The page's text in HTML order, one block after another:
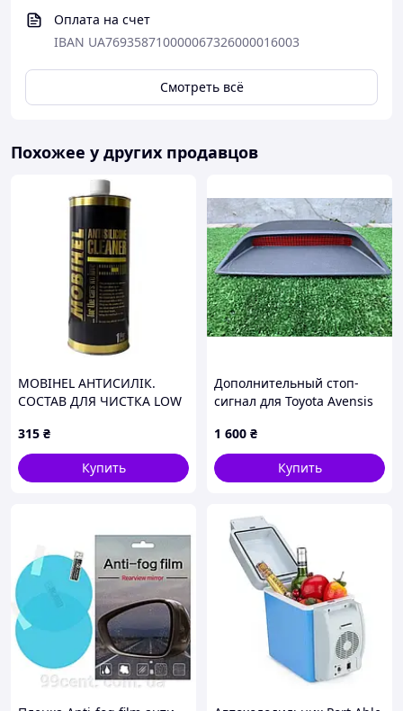
Оплата на счет
IBAN UA769358710000067326000016003
Смотреть всё
Похожее у других продавцов
MOBIHEL АНТИСИЛІК.
СОСТАВ ДЛЯ ЧИСТКА LOW
315 ₴
Купить
Дополнительный стоп-
сигнал для Toyota Avensis
(SXV30) (01-06)
81570AA010B3
1 600 ₴
Купить